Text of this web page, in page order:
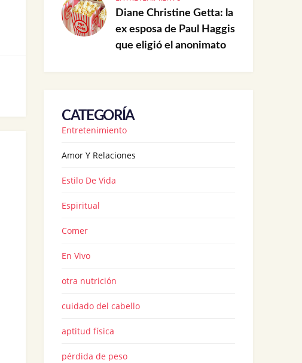
Diane Christine Getta: la
ex esposa de Paul Haggis
que eligió el anonimato
CATEGORÍA
Entretenimiento
Amor Y Relaciones
Estilo De Vida
Espiritual
Comer
En Vivo
otra nutrición
cuidado del cabello
aptitud física
pérdida de peso